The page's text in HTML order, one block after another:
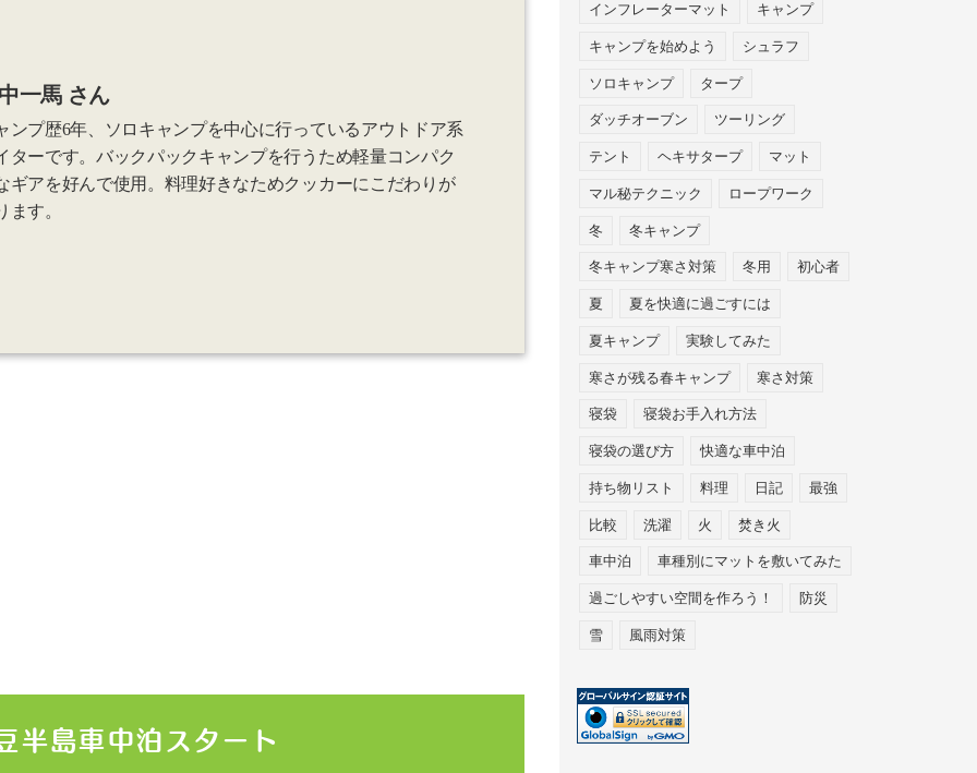
一馬 さん
ンプ歴6年、ソロキャンプを中心に行っているアウトドア系
ターです。バックパックキャンプを行うため軽量コンパク
ギアを好んで使用。料理好きなためクッカーにこだわりが
ます。
半島車中泊スタート
インフレーターマット キャンプ
キャンプを始めよう シュラフ
ソロキャンプ タープ
ダッチオーブン ツーリング
テント ヘキサタープ マット
マル秘テクニック ロープワーク
冬 冬キャンプ
冬キャンプ寒さ対策 冬用 初心者
夏 夏を快適に過ごすには
夏キャンプ 実験してみた
寒さが残る春キャンプ 寒さ対策
寝袋 寝袋お手入れ方法
寝袋の選び方 快適な車中泊
持ち物リスト 料理 日記 最強
比較 洗濯 火 焚き火
車中泊 車種別にマットを敷いてみた
過ごしやすい空間を作ろう！ 防災
雪 風雨対策